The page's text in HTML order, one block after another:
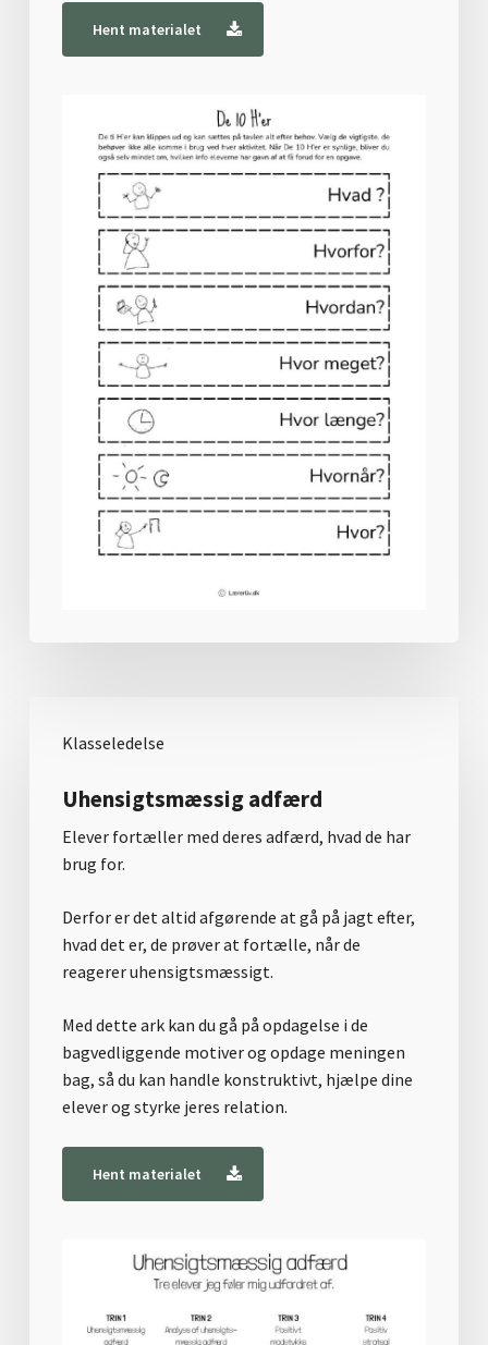
Hent materialet
Klasseledelse
Uhensigtsmæssig adfærd
Elever fortæller med deres adfærd, hvad de har
brug for.
Derfor er det altid afgørende at gå på jagt efter,
hvad det er, de prøver at fortælle, når de
reagerer uhensigtsmæssigt.
Med dette ark kan du gå på opdagelse i de
bagvedliggende motiver og opdage meningen
bag, så du kan handle konstruktivt, hjælpe dine
elever og styrke jeres relation.
Hent materialet